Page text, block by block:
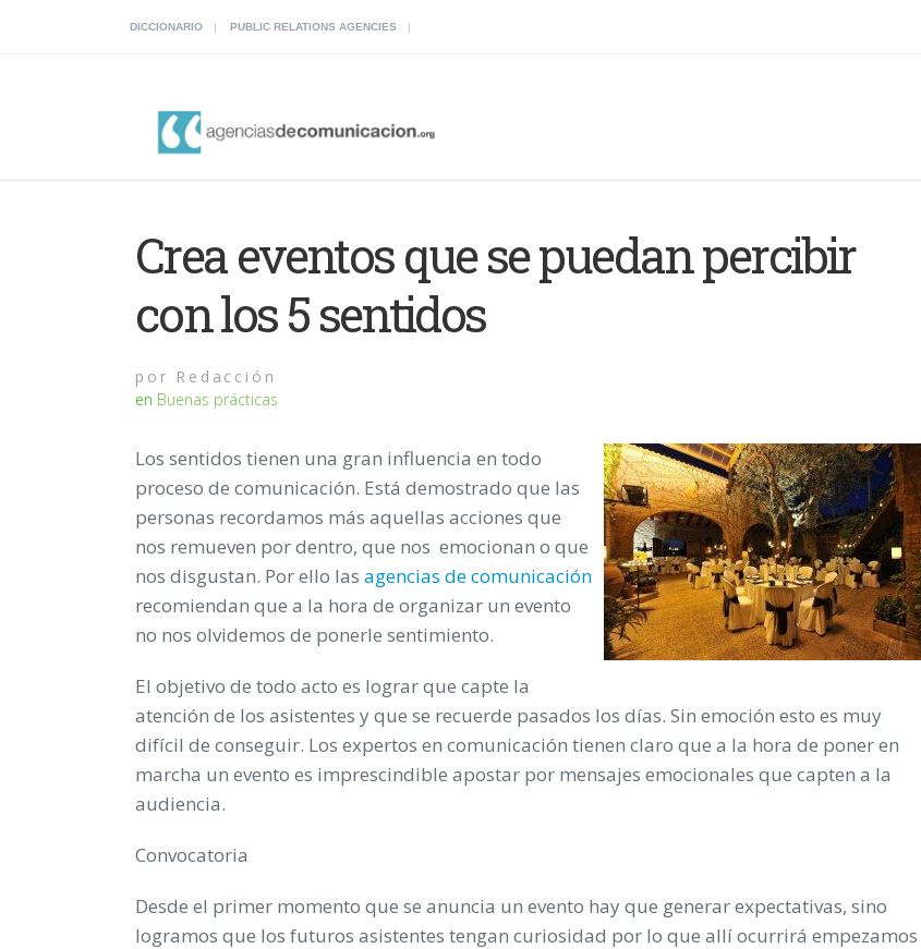
DICCIONARIO PUBLIC RELATIONS AGENCIES
Crea eventos que se puedan percibir
con los 5 sentidos
por Redacción
en Buenas prácticas
Los sentidos tienen una gran influencia en todo
proceso de comunicación. Está demostrado que las
personas recordamos más aquellas acciones que
nos remueven por dentro, que nos emocionan o que
nos disgustan. Por ello las agencias de comunicación
recomiendan que a la hora de organizar un evento
no nos olvidemos de ponerle sentimiento.
El objetivo de todo acto es lograr que capte la
atención de los asistentes y que se recuerde pasados los días. Sin emoción esto es muy
difícil de conseguir. Los expertos en comunicación tienen claro que a la hora de poner en
marcha un evento es imprescindible apostar por mensajes emocionales que capten a la
audiencia.
Convocatoria
Desde el primer momento que se anuncia un evento hay que generar expectativas, sino
logramos que los futuros asistentes tengan curiosidad por lo que allí ocurrirá empezamos